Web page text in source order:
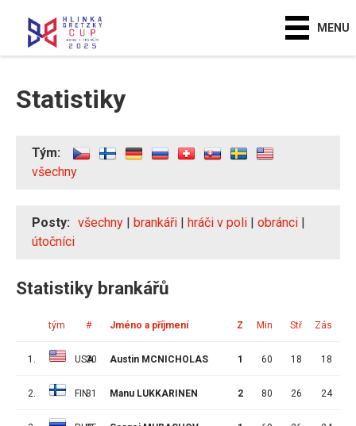
MENU
Statistiky
Tým:
všechny
Posty: všechny | brankáři | hráči v poli | obránci |
útočníci
Statistiky brankářů
tým # Jméno a příjmení Z Min Stř Zás
1. USA
30 Austin MCNICHOLAS 1 60 18 18
2. FIN31 Manu LUKKARINEN 2 80 26 24